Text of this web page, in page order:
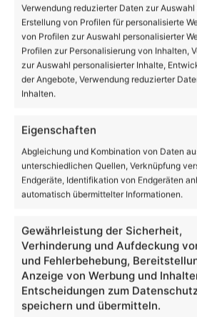
Verwendung reduzierter Daten zur
Erstellung von Profilen für personalisierte
von Profilen zur Auswahl personalisierter
Profilen zur Personalisierung von Inhalten,
zur Auswahl personalisierter Inhalte,
der Angebote, Verwendung reduzierter
Inhalten.
Eigenschaften
Abgleichung und Kombination von Daten
unterschiedlichen Quellen, Verknüpfung
Endgeräte, Identifikation von Endgeräten
automatisch übermittelter Informationen.
Gewährleistung der Sicherheit,
Verhinderung und Aufdeckung
und Fehlerbehebung,
Anzeige von Werbung und
Entscheidungen zum
speichern und übermitteln.
Volltextsuche
Bernau
Einzelne Wolken
17
Fr.
26
Sa.
31
So.